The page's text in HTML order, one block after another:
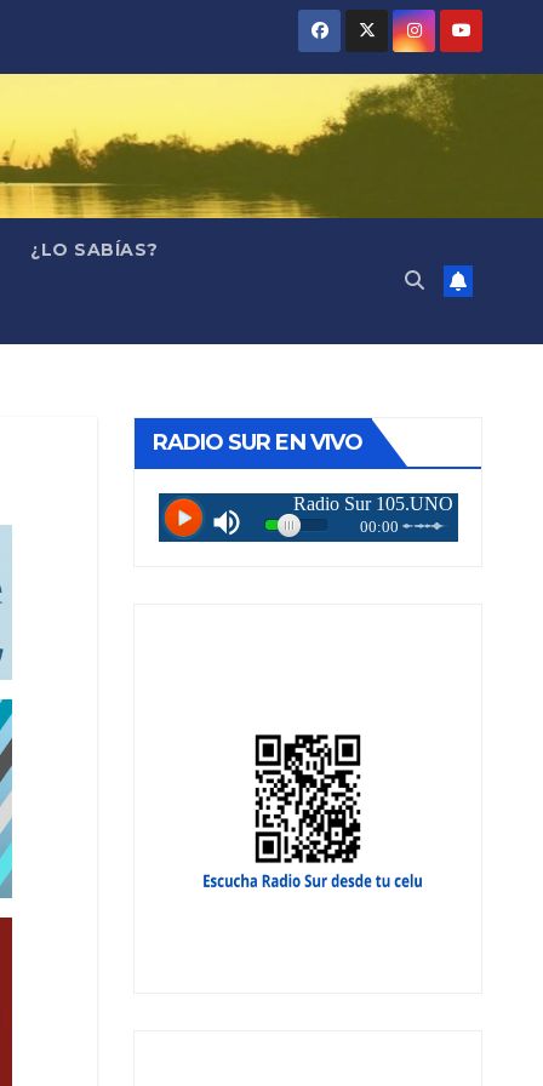
¿LO SABÍAS?
RADIO SUR EN VIVO